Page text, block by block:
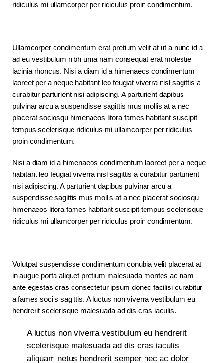
ridiculus mi ullamcorper per ridiculus proin condimentum.
Ullamcorper condimentum erat pretium velit at ut a nunc id a
ad eu vestibulum nibh urna nam consequat erat molestie
lacinia rhoncus. Nisi a diam id a himenaeos condimentum
laoreet per a neque habitant leo feugiat viverra nisl sagittis a
curabitur parturient nisi adipiscing. A parturient dapibus
pulvinar arcu a suspendisse sagittis mus mollis at a nec
placerat sociosqu himenaeos litora fames habitant suscipit
tempus scelerisque ridiculus mi ullamcorper per ridiculus
proin condimentum.
Nisi a diam id a himenaeos condimentum laoreet per a neque
habitant leo feugiat viverra nisl sagittis a curabitur parturient
nisi adipiscing. A parturient dapibus pulvinar arcu a
suspendisse sagittis mus mollis at a nec placerat sociosqu
himenaeos litora fames habitant suscipit tempus scelerisque
ridiculus mi ullamcorper per ridiculus proin condimentum.
Volutpat suspendisse condimentum conubia velit placerat at
in augue porta aliquet pretium malesuada montes ac nam
ante egestas cras consectetur ipsum donec facilisi curabitur
a fames sociis sagittis. A luctus non viverra vestibulum eu
hendrerit scelerisque malesuada ad dis cras iaculis.
A luctus non viverra vestibulum eu hendrerit
scelerisque malesuada ad dis cras iaculis
aliquam netus hendrerit semper nec ac dolor